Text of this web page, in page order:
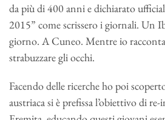
da più di 400 anni e dichiarato
2015” come scrissero i giornali. Un
giorno. A Cuneo. Mentre io
strabuzzare gli occhi.
Facendo delle ricerche ho poi
austriaca si è prefissa l’obiettivo di